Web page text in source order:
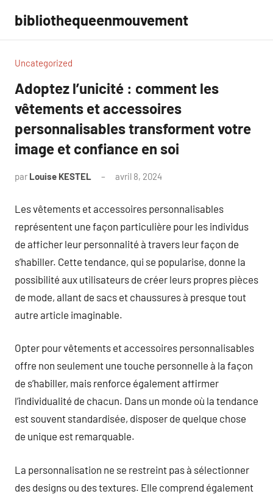
contenu
bibliothequeenmouvement
Uncategorized
Adoptez l’unicité : comment les
vêtements et accessoires
personnalisables transforment votre
image et confiance en soi
par Louise KESTEL avril 8, 2024
Les vêtements et accessoires personnalisables
représentent une façon particulière pour les individus
de afficher leur personnalité à travers leur façon de
s’habiller. Cette tendance, qui se popularise, donne la
possibilité aux utilisateurs de créer leurs propres pièces
de mode, allant de sacs et chaussures à presque tout
autre article imaginable.
Opter pour vêtements et accessoires personnalisables
offre non seulement une touche personnelle à la façon
de s’habiller, mais renforce également affirmer
l’individualité de chacun. Dans un monde où la tendance
est souvent standardisée, disposer de quelque chose
de unique est remarquable.
La personnalisation ne se restreint pas à sélectionner
des designs ou des textures. Elle comprend également